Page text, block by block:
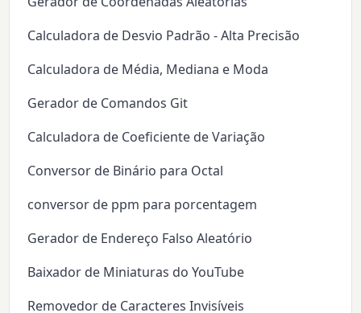
Calculadora de Desvio Padrão - Alta Precisão
Calculadora de Média, Mediana e Moda
Gerador de Comandos Git
Calculadora de Coeficiente de Variação
Conversor de Binário para Octal
conversor de ppm para porcentagem
Gerador de Endereço Falso Aleatório
Baixador de Miniaturas do YouTube
Removedor de Caracteres Invisíveis